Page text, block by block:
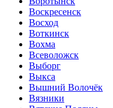
Воскресенск
Восход
Воткинск
Вохма
Всеволожск
Выборг
Выкса
Вышний Волочёк
Вязники